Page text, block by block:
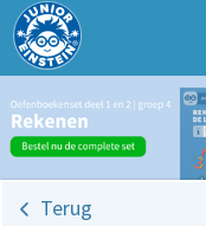
Terug